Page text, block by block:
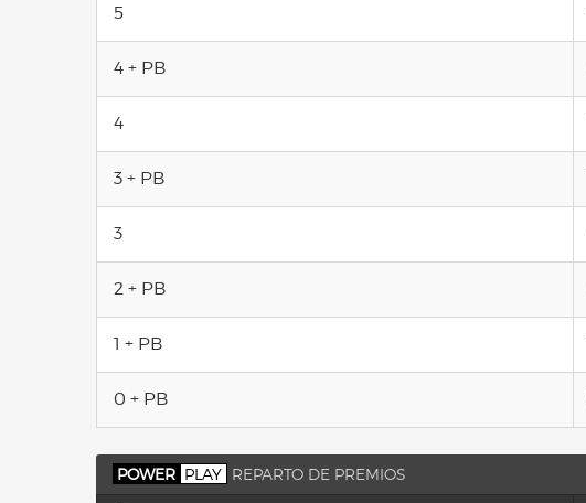
5
4 + PB
4
3 + PB
3
2 + PB
1 + PB
0 + PB
POWER PLAY REPARTO DE PREMIOS